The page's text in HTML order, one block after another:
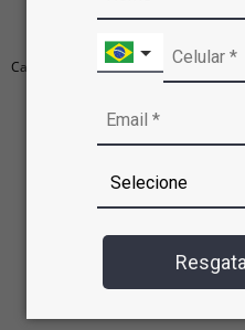
BANCADAS
Carregando...